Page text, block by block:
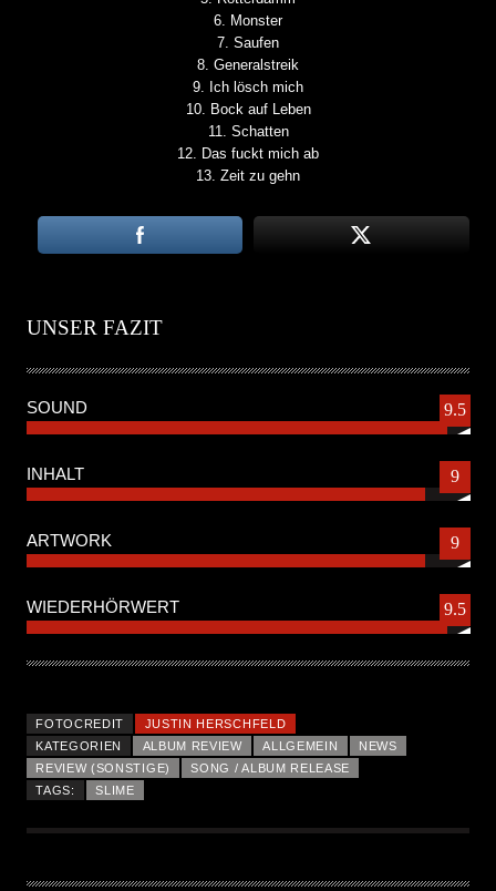
6. Monster
7. Saufen
8. Generalstreik
9. Ich lösch mich
10. Bock auf Leben
11. Schatten
12. Das fuckt mich ab
13. Zeit zu gehn
UNSER FAZIT
SOUND 9.5
INHALT 9
ARTWORK 9
WIEDERHÖRWERT 9.5
FOTOCREDIT
JUSTIN HERSCHFELD
KATEGORIEN
ALBUM REVIEW ALLGEMEIN
NEWS
REVIEW (SONSTIGE)
SONG / ALBUM RELEASE
TAGS:
SLIME